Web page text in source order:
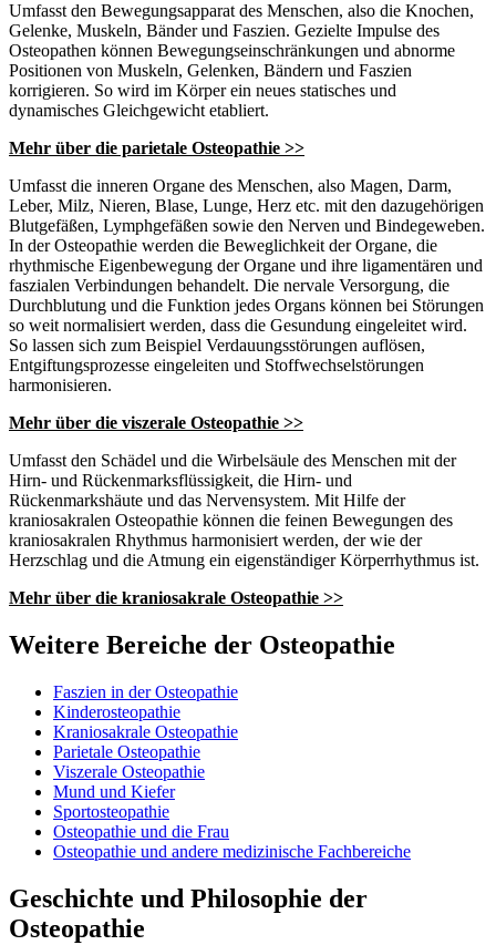
Umfasst den Bewegungsapparat des Menschen, also die Knochen,
Gelenke, Muskeln, Bänder und Faszien. Gezielte Impulse des
Osteopathen können Bewegungseinschränkungen und abnorme
Positionen von Muskeln, Gelenken, Bändern und Faszien
korrigieren. So wird im Körper ein neues statisches und
dynamisches Gleichgewicht etabliert.
Mehr über die parietale Osteopathie >>
Umfasst die inneren Organe des Menschen, also Magen, Darm,
Leber, Milz, Nieren, Blase, Lunge, Herz etc. mit den dazugehörigen
Blutgefäßen, Lymphgefäßen sowie den Nerven und Bindegeweben.
In der Osteopathie werden die Beweglichkeit der Organe, die
rhythmische Eigenbewegung der Organe und ihre ligamentären und
faszialen Verbindungen behandelt. Die nervale Versorgung, die
Durchblutung und die Funktion jedes Organs können bei Störungen
so weit normalisiert werden, dass die Gesundung eingeleitet wird.
So lassen sich zum Beispiel Verdauungsstörungen auflösen,
Entgiftungsprozesse eingeleiten und Stoffwechselstörungen
harmonisieren.
Mehr über die viszerale Osteopathie >>
Umfasst den Schädel und die Wirbelsäule des Menschen mit der
Hirn- und Rückenmarksflüssigkeit, die Hirn- und
Rückenmarkshäute und das Nervensystem. Mit Hilfe der
kraniosakralen Osteopathie können die feinen Bewegungen des
kraniosakralen Rhythmus harmonisiert werden, der wie der
Herzschlag und die Atmung ein eigenständiger Körperrhythmus ist.
Mehr über die kraniosakrale Osteopathie >>
Weitere Bereiche der Osteopathie
Faszien in der Osteopathie
Kinderosteopathie
Kraniosakrale Osteopathie
Parietale Osteopathie
Viszerale Osteopathie
Mund und Kiefer
Sportosteopathie
Osteopathie und die Frau
Osteopathie und andere medizinische Fachbereiche
Geschichte und Philosophie der
Osteopathie